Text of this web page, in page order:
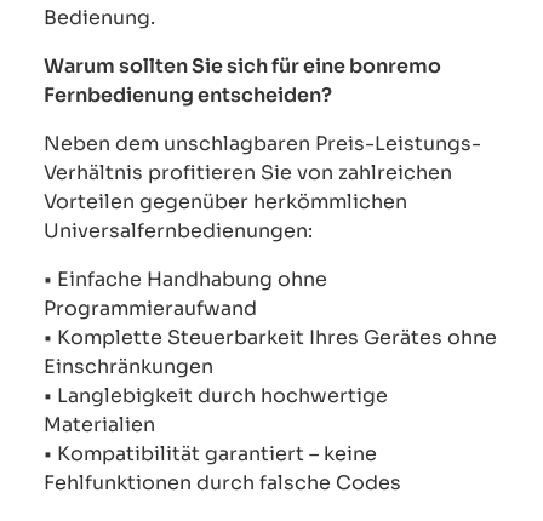
Bedienung.
Warum sollten Sie sich für eine bonremo
Fernbedienung entscheiden?
Neben dem unschlagbaren Preis-Leistungs-
Verhältnis profitieren Sie von zahlreichen
Vorteilen gegenüber herkömmlichen
Universalfernbedienungen:
• Einfache Handhabung ohne
Programmieraufwand
• Komplette Steuerbarkeit Ihres Gerätes ohne
Einschränkungen
• Langlebigkeit durch hochwertige
Materialien
• Kompatibilität garantiert – keine
Fehlfunktionen durch falsche Codes